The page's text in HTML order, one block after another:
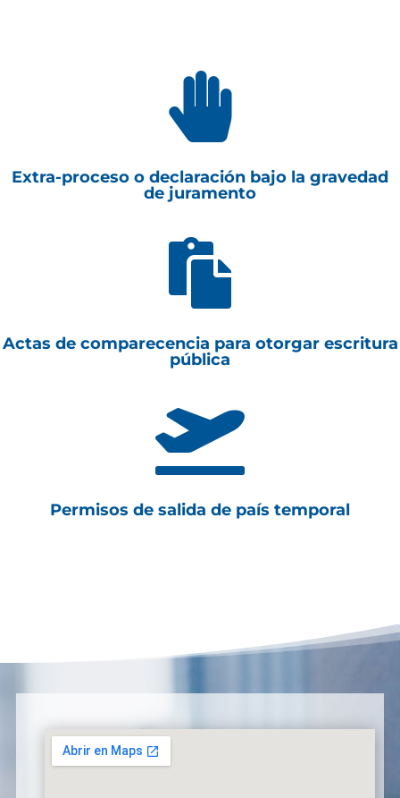

Extra-proceso o declaración bajo la gravedad
de juramento

Actas de comparecencia para otorgar escritura
pública

Permisos de salida de país temporal